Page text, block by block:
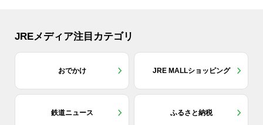
JREメディア注目カテゴリ
おでかけ JRE MALLショッピング
鉄道ニュース ふるさと納税